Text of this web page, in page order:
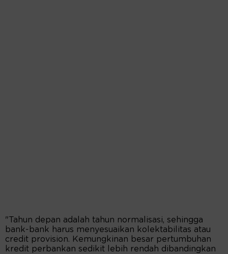
"Tahun depan adalah tahun normalisasi, sehingga
bank-bank harus menyesuaikan kolektabilitas atau
credit provision. Kemungkinan besar pertumbuhan
kredit perbankan sedikit lebih rendah dibandingkan